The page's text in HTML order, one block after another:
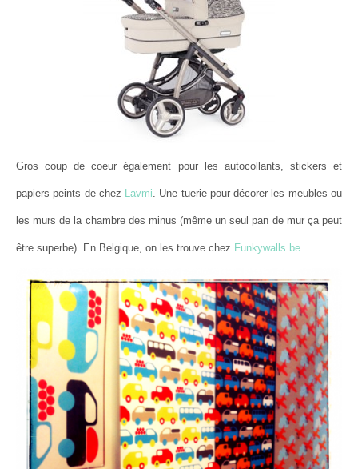
Gros coup de coeur également pour les autocollants, stickers et
papiers peints de chez Lavmi . Une tuerie pour décorer les meubles ou
les murs de la chambre des minus (même un seul pan de mur ça peut
être superbe). En Belgique, on les trouve chez Funkywalls.be